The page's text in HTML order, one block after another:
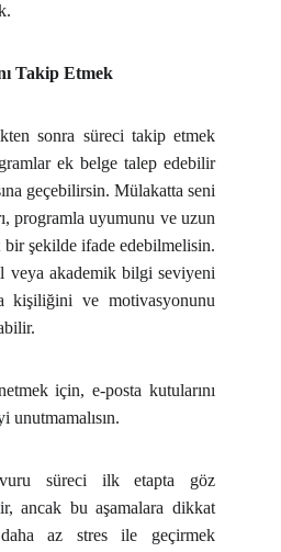
Takip Etmek
sonra süreci takip etmek
ek belge talep edebilir
geçebilirsin. Mülakatta seni
programla uyumunu ve uzun
şekilde ifade edebilmelisin.
veya akademik bilgi seviyeni
kişiliğini ve motivasyonunu
için, e-posta kutularını
unutmamalısın.
süreci ilk etapta göz
ancak bu aşamalara dikkat
az stres ile geçirmek